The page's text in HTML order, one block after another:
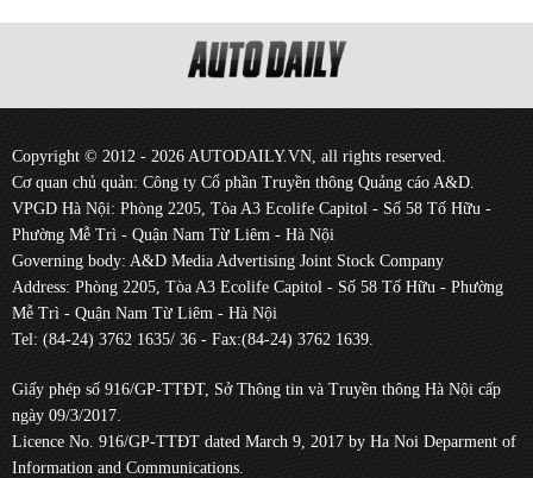
Copyright © 2012 - 2026 AUTODAILY.VN, all rights reserved.
Cơ quan chủ quản: Công ty Cổ phần Truyền thông Quảng cáo A&D.
VPGD Hà Nội: Phòng 2205, Tòa A3 Ecolife Capitol - Số 58 Tố Hữu -
Phường Mễ Trì - Quận Nam Từ Liêm - Hà Nội
Governing body: A&D Media Advertising Joint Stock Company
Address: Phòng 2205, Tòa A3 Ecolife Capitol - Số 58 Tố Hữu - Phường
Mễ Trì - Quận Nam Từ Liêm - Hà Nội
Tel: (84-24) 3762 1635/ 36 - Fax:(84-24) 3762 1639.
Giấy phép số 916/GP-TTĐT, Sở Thông tin và Truyền thông Hà Nội cấp
ngày 09/3/2017.
Licence No. 916/GP-TTĐT dated March 9, 2017 by Ha Noi Deparment of
Information and Communications.